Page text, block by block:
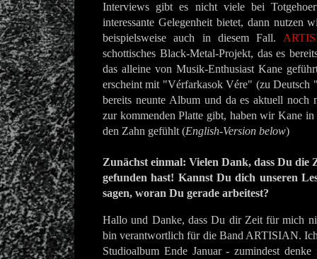
Interviews gibt es nicht viele bei
interessante Gelegenheit bietet, dann nutzen
beispielsweise auch in diesem Fall.
schottisches Black-Metal-Projekt, das es
das alleine von Musik-Enthusiast Kane
erscheint mit "Vérfarkasok Vére" (zu Deutsch
bereits neunte Album und da es aktuell noch
zur kommenden Platte gibt, haben wir Kane
den Zahn gefühlt (English-Version below)
Zunächst einmal: Vielen Dank, dass Du die
gefunden hast! Kannst Du dich unseren
sagen, woran Du gerade arbeitest?
Hallo und Danke, dass Du dir Zeit für mich
bin verantwortlich für die Band ARTISIAN.
Studioalbum Ende Januar - zumindest